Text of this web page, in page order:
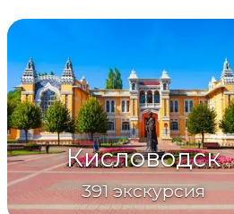
Кисловодск
391 экскурсия